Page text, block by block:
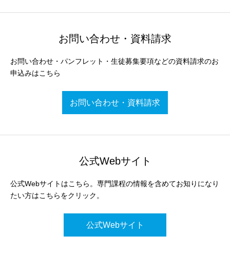
お問い合わせ・資料請求
お問い合わせ・パンフレット・生徒募集要項などの資料請求のお
申込みはこちら
お問い合わせ・資料請求
公式Webサイト
公式Webサイトはこちら。専門課程の情報を含めてお知りになり
たい方はこちらをクリック。
公式Webサイト